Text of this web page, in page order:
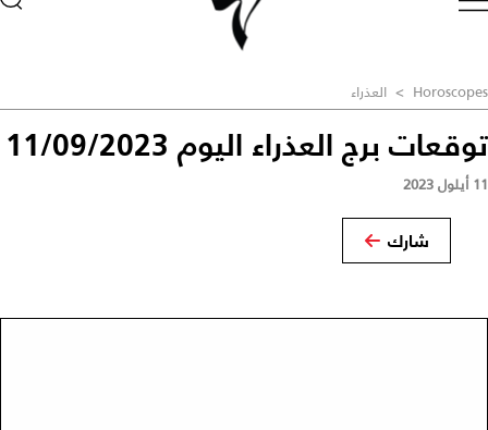
Horoscopes
> العذراء
توقعات برج العذراء اليوم 11/09/2023
11 أيلول 2023
شارك